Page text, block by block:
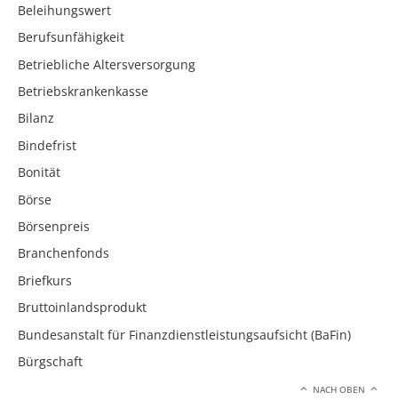
Beleihungswert
Berufsunfähigkeit
Betriebliche Altersversorgung
Betriebskrankenkasse
Bilanz
Bindefrist
Bonität
Börse
Börsenpreis
Branchenfonds
Briefkurs
Bruttoinlandsprodukt
Bundesanstalt für Finanzdienstleistungsaufsicht (BaFin)
Bürgschaft
NACH OBEN